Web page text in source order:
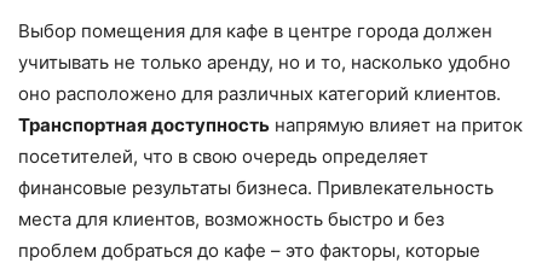
Выбор помещения для кафе в центре города должен
учитывать не только аренду, но и то, насколько удобно
оно расположено для различных категорий клиентов.
Транспортная доступность напрямую влияет на приток
посетителей, что в свою очередь определяет
финансовые результаты бизнеса. Привлекательность
места для клиентов, возможность быстро и без
проблем добраться до кафе – это факторы, которые